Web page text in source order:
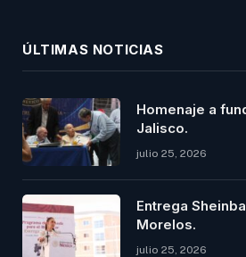
ÚLTIMAS NOTICIAS
Homenaje a
Jalisco.
julio 25, 2026
Entrega
Morelos.
julio 25, 2026